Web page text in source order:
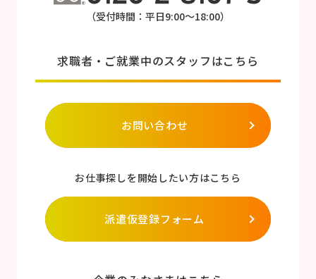
（受付時間：平日9:00～18:00）
求職者・ご就業中のスタッフはこちら
お問い合わせ
お仕事探しを開始したい方はこちら
派遣仮登録フォーム